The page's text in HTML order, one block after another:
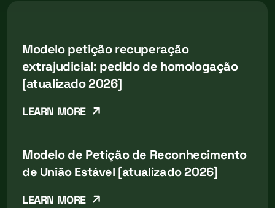
Modelo petição recuperação
extrajudicial: pedido de homologação
[atualizado 2026]
LEARN MORE
Modelo de Petição de Reconhecimento
de União Estável [atualizado 2026]
LEARN MORE